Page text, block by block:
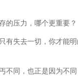
压力，哪个更重要？
失去一切，你才能明
同，也正是因为不同